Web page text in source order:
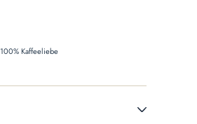
100% Kaffeeliebe